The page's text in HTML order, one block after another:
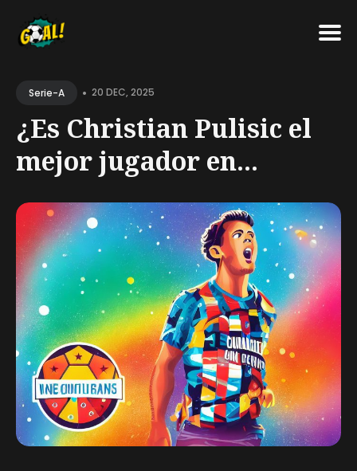
forSerie-A • 20 DEC, 2025
¿Es Christian Pulisic el
mejor jugador en...